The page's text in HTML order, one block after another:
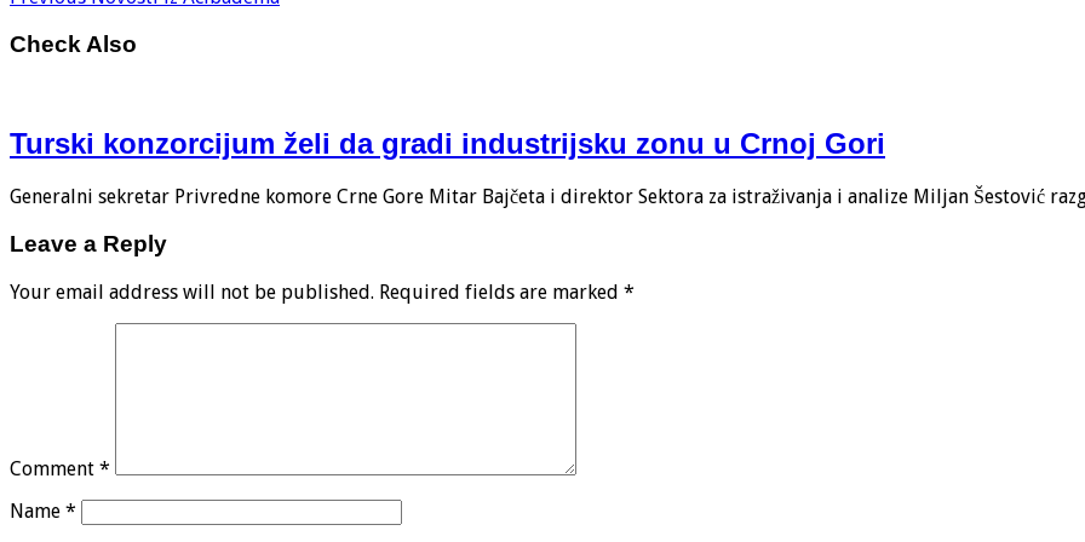
Check Also
Turski konzorcijum želi da gradi industrijsku zonu u Crnoj Gori
Generalni sekretar Privredne komore Crne Gore Mitar Bajčeta i direktor Sektora za istraživanja i analize Miljan Šestović
Leave a Reply
Your email address will not be published. Required fields are marked *
Comment *
Name *